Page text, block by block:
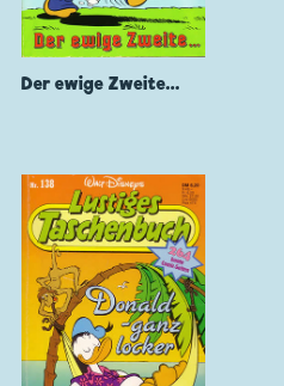
Der ewige Zweite...